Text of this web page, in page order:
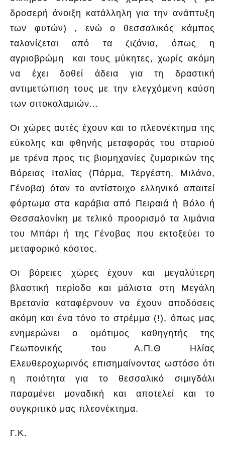
δροσερή άνοιξη κατάλληλη για την ανάπτυξη
των φυτών) , ενώ ο θεσσαλικός κάμπος
ταλανίζεται από τα ζιζάνια, όπως η
αγριοβρώμη και τους μύκητες, χωρίς ακόμη
να έχει δοθεί άδεια για τη δραστική
αντιμετώπιση τους με την ελεγχόμενη καύση
των σιτοκαλαμιών...
Οι χώρες αυτές έχουν και το πλεονέκτημα της
εύκολης και φθηνής μεταφοράς του σταριού
με τρένα προς τις βιομηχανίες ζυμαρικών της
Βόρειας Ιταλίας (Πάρμα, Τεργέστη, Μιλάνο,
Γένοβα) όταν το αντίστοιχο ελληνικό απαιτεί
φόρτωμα στα καράβια από Πειραιά ή Βόλο ή
Θεσσαλονίκη με τελικό προορισμό τα λιμάνια
του Μπάρι ή της Γένοβας που εκτοξεύει το
μεταφορικό κόστος.
Οι βόρειες χώρες έχουν και μεγαλύτερη
βλαστική περίοδο και μάλιστα στη Μεγάλη
Βρετανία καταφέρνουν να έχουν αποδόσεις
ακόμη και ένα τόνο το στρέμμα (!), όπως μας
ενημερώνει ο ομότιμος καθηγητής της
Γεωπονικής του Α.Π.Θ Ηλίας
Ελευθεροχωρινός επισημαίνοντας ωστόσο ότι
η ποιότητα για το θεσσαλικό σιμιγδάλι
παραμένει μοναδική και αποτελεί και το
συγκριτικό μας πλεονέκτημα.
Γ.Κ.